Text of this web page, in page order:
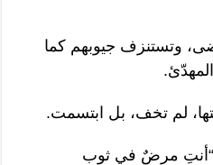
وتستنزف جيوبهم كما
لم تخف، بل ابتسمت.
“أنتِ مرضٌ في ثوب